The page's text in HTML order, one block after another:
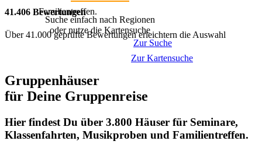
41.406 Bewertungen
Über 41.000 geprüfte Bewertungen erleichtern die Auswahl
Familientreffen.
Zur Suche
Suche einfach nach Regionen
oder nutze die Kartensuche
Zur Kartensuche
Gruppenhäuser
für Deine Gruppenreise
Hier findest Du über 3.800 Häuser für Seminare,
Klassenfahrten, Musikproben und Familientreffen.